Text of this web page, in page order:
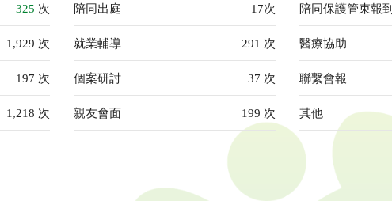
325 次
1,929 次
197 次
1,218 次
陪同出庭 17次
就業輔導 291 次
個案研討 37 次
親友會面 199 次
陪同保護管束報到
醫療協助
聯繫會報
其他